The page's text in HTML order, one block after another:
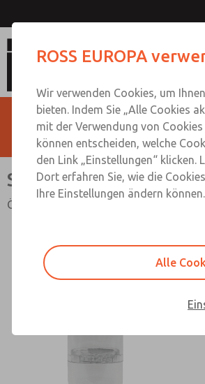
Schalldämpfer /
Ölabscheider
Kontaktieren Sie
ROSS EUROPA
Wir verwenden Cookies, um
bieten. Indem Sie „Alle Cookies
mit der Verwendung von
können entscheiden, welche
den Link „Einstellungen“ klicken.
Dort erfahren Sie, wie die
Ihre Einstellungen ändern können.
Alle